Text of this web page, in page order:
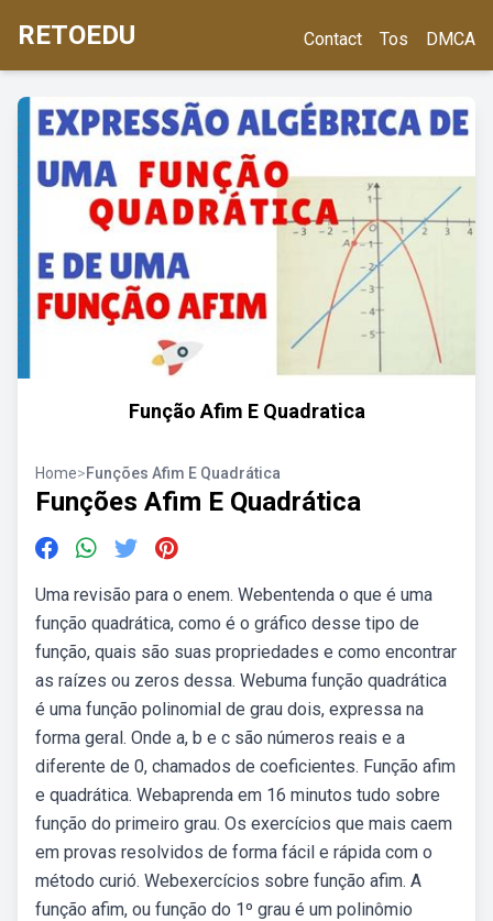
RETOEDU Contact Tos DMCA
Função Afim E Quadratica
Home>Funções Afim E Quadrática
Funções Afim E Quadrática
Uma revisão para o enem. Webentenda o que é uma
função quadrática, como é o gráfico desse tipo de
função, quais são suas propriedades e como encontrar
as raízes ou zeros dessa. Webuma função quadrática
é uma função polinomial de grau dois, expressa na
forma geral. Onde a, b e c são números reais e a
diferente de 0, chamados de coeficientes. Função afim
e quadrática. Webaprenda em 16 minutos tudo sobre
função do primeiro grau. Os exercícios que mais caem
em provas resolvidos de forma fácil e rápida com o
método curió. Webexercícios sobre função afim. A
função afim, ou função do 1º grau é um polinômio